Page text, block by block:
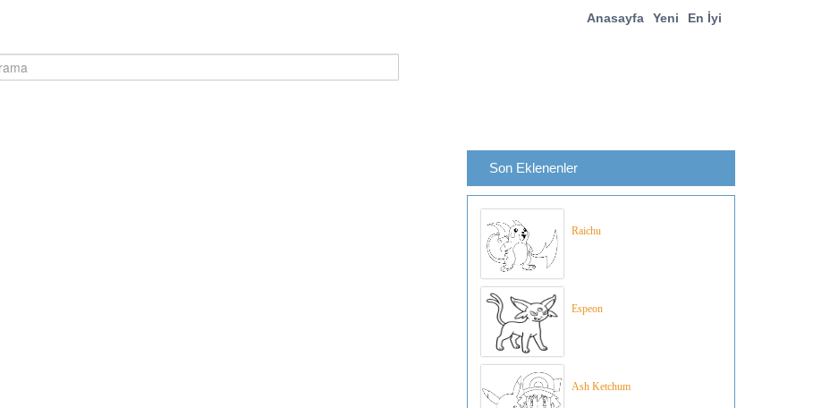
Anasayfa Yeni En İyi
Son Eklenenler
Raichu
Espeon
Ash Ketchum